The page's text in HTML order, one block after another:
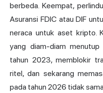
berbeda. Keempat,
Asuransi FDIC atau DIF
neraca untuk aset kripto.
yang diam-diam
tahun 2023, memblokir
ritel, dan sekarang
pada tahun 2026 tidak